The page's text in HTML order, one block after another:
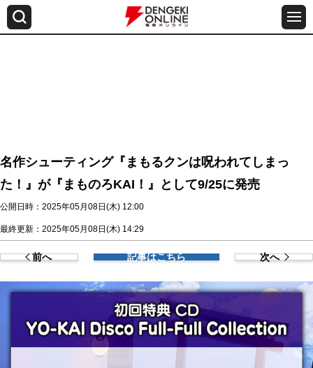
名作シューティング『まもるクンは呪われてしまっ
た！』が『まものろKAI！』として9/25に発売
公開日時：2025年05月08日(木) 12:00
最終更新：2025年05月08日(木) 14:29
前へ 記事はこちら 次へ